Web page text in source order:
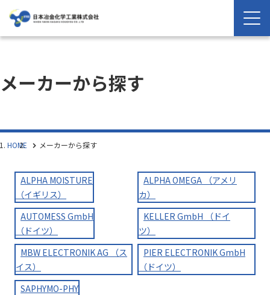
メーカーから探す
HOME メーカーから探す
ALPHA MOISTURE
（イギリス）
ALPHA OMEGA （アメリ
カ）
AUTOMESS GmbH
（ドイツ）
KELLER GmbH （ドイ
ツ）
MBW ELECTRONIK AG （ス
イス）
PIER ELECTRONIK GmbH
（ドイツ）
SAPHYMO-PHY